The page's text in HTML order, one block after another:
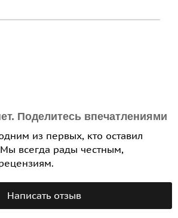
Поделитесь впечатлениями
из первых, кто оставил
всегда рады честным,
Написать отзыв